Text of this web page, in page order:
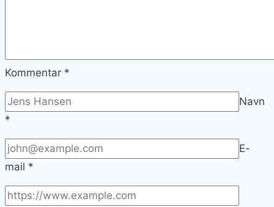
Kommentar *
Navn
*
E-
mail *